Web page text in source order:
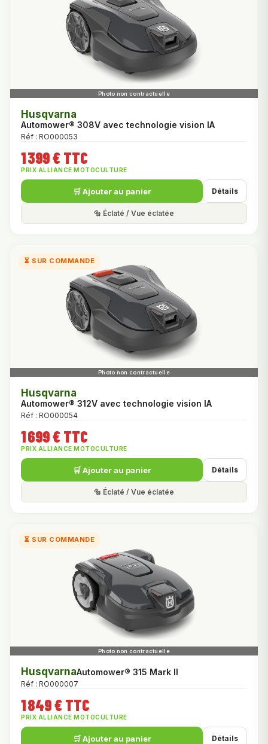
Husqvarna
Automower® 308V avec technologie vision IA
Réf : RO000053
1 399 € TTC
PRIX ALLIANCE MOTOCULTURE
🛒 Ajouter au panier Détails
🔩 Éclaté / Vue éclatée
⏳ SUR COMMANDE
Husqvarna
Automower® 312V avec technologie vision IA
Réf : RO000054
1 699 € TTC
PRIX ALLIANCE MOTOCULTURE
🛒 Ajouter au panier Détails
🔩 Éclaté / Vue éclatée
⏳ SUR COMMANDE
HusqvarnaAutomower® 315 Mark II
Réf : RO000007
1 849 € TTC
PRIX ALLIANCE MOTOCULTURE
🛒 Ajouter au panier Détails